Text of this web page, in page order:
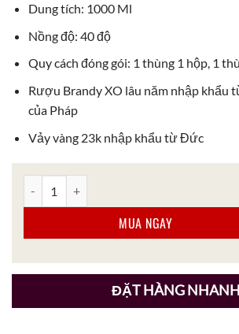
Dung tích: 1000 Ml
Nồng độ: 40 độ
Quy cách đóng gói: 1 thùng 1 hộp, 1
Rượu Brandy XO lâu năm nhập khẩu
của Pháp
Vảy vàng 23k nhập khẩu từ Đức
MUA NGAY
ĐẶT HÀNG NHANH